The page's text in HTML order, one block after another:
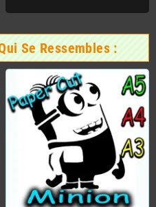
Se Ressembles :